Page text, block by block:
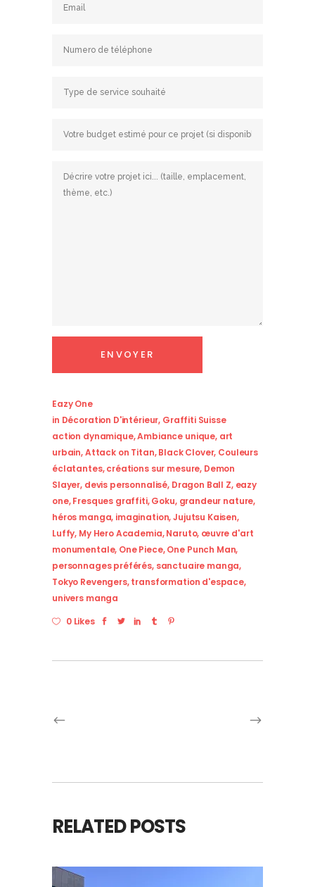
Eazy One
in Décoration D'intérieur, Graffiti Suisse
action dynamique,Ambiance unique, art
urbain,Attack on Titan,Black Clover, Couleurs
éclatantes,créations sur mesure, Demon
Slayer, devis personnalisé, Dragon Ball Z, eazy
one,Fresques graffiti,Goku, grandeur nature,
héros manga, imagination,Jujutsu Kaisen,
Luffy, My Hero Academia,Naruto, œuvre d'art
monumentale, One Piece,One Punch Man,
personnages préférés, sanctuaire manga,
Tokyo Revengers,transformation d'espace,
univers manga
0 Likes
RELATED POSTS